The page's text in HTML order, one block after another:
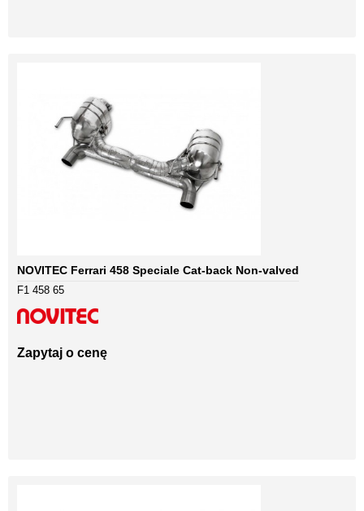
NOVITEC Ferrari 458 Speciale Cat-back Non-valved
F1 458 65
Zapytaj o cenę